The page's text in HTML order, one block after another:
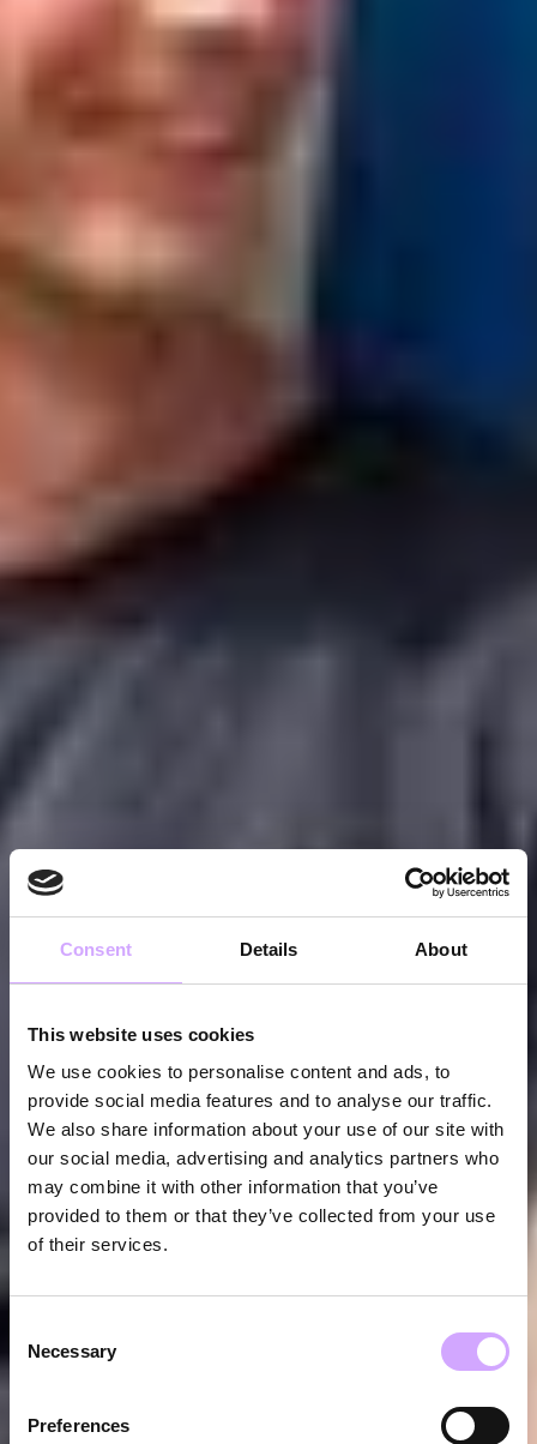
Consent Details About
This website uses cookies
We use cookies to personalise content and ads, to
provide social media features and to analyse our traffic.
We also share information about your use of our site with
our social media, advertising and analytics partners who
may combine it with other information that you’ve
provided to them or that they’ve collected from your use
of their services.
Selection
Necessary
Preferences